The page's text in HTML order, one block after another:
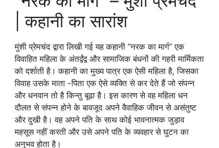
| कहानी का सारांश
मुंशी प्रेमचंद द्वारा लिखी गई यह कहानी “नरक का मार्ग” एक
विवाहित महिला के अंतर्द्वंद्व और सामाजिक बंधनों की गहरी मार्मिकता
को दर्शाती है। कहानी का मुख्य पात्र एक ऐसी महिला है, जिसका
विवाह उसके माता -पिता एक ऐसे व्यक्ति से कर देते हैं जो संपन्न
और धनवान तो है किन्तु बूढा है। इस कारण से वह महिला धन
दौलत से संपन्न होने के बावजूद अपने वैवाहिक जीवन से असंतुष्ट
और दुखी है। वह अपने पति के साथ कोई भावनात्मक जुड़ाव
महसूस नहीं करती और उसे अपने पति के व्यवहार से घुटन का
अनुभव होता है।